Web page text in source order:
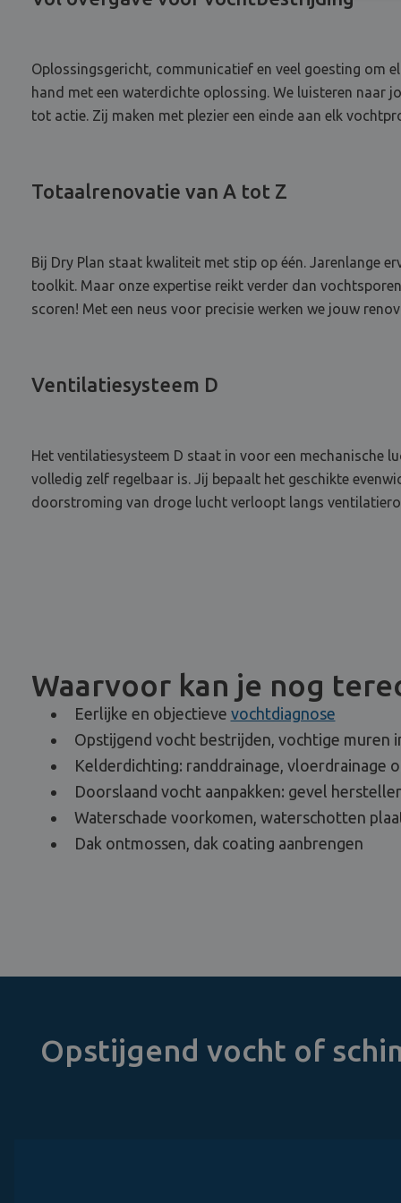
Oplossingsgericht, communicatief en veel goesting om
hand met een waterdichte oplossing. We luisteren naar
tot actie. Zij maken met plezier een einde aan elk
Totaalrenovatie van A tot Z
Bij Dry Plan staat kwaliteit met stip op één. Jarenlange
toolkit. Maar onze expertise reikt verder dan
scoren! Met een neus voor precisie werken we jouw
Ventilatiesysteem D
Het ventilatiesysteem D staat in voor een mechanische
volledig zelf regelbaar is. Jij bepaalt het geschikte
doorstroming van droge lucht verloopt langs
Waarvoor kan je nog
Eerlijke en objectieve vochtdiagnose
Opstijgend vocht bestrijden, vochtige muren
Kelderdichting: randdrainage, vloerdrainage
Doorslaand vocht aanpakken: gevel
Waterschade voorkomen, waterschotten
Dak ontmossen, dak coating aanbrengen
Opstijgend vocht of